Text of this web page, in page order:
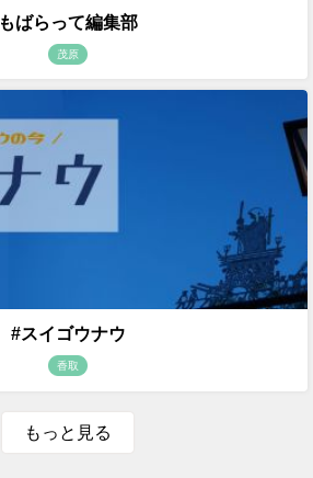
もばらって編集部
茂原
#スイゴウナウ
香取
もっと見る